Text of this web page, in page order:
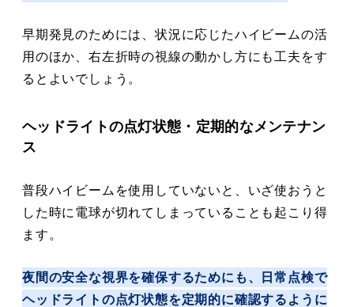
早期発見のためには、状況に応じたハイビームの活
用のほか、右左折時の視線の動かし方にも工夫をす
るとよいでしょう。
ヘッドライトの点灯状態・定期的なメンテナン
ス
普段ハイビームを使用していないと、いざ使おうと
した時に電球が切れてしまっていることも起こり得
ます。
夜間の安全な視界を確保するためにも、日常点検で
ヘッドライトの点灯状態を定期的に確認するように